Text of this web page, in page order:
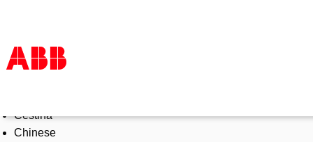
Products & Solutions
Industries
Čeština
Chinese